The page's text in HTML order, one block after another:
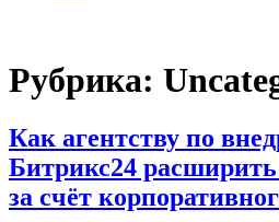
Рубрика:
Как агентству по
Битрикс24
за счёт